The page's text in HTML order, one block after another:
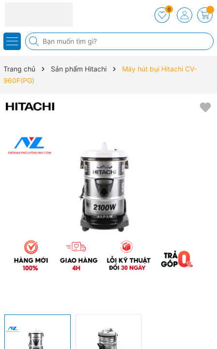
0
Trang chủ Sản phẩm Hitachi
Máy hút bụi Hitachi CV-
960F(PG)